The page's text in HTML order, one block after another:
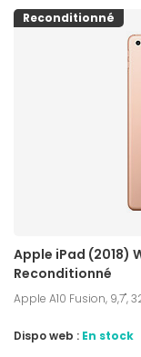
Reconditionné
Apple iPad (2018)
Reconditionné
Apple A10 Fusion, 9,7",
Dispo web : En stock